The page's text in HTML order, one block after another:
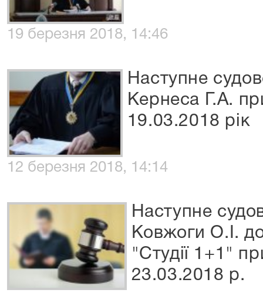
19 березня 2018, 14:46
Наступне
Кернеса Г.А.
19.03.2018 рік
12 березня 2018, 14:14
Наступне
Ковжоги О.І.
"Студії 1+1"
23.03.2018 р.